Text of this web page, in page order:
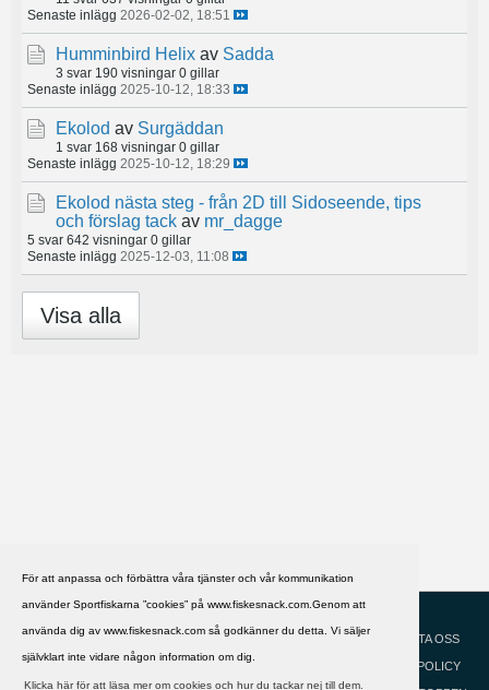
För att anpassa och förbättra våra tjänster och vår kommunikation
använder Sportfiskarna ”cookies” på www.fiskesnack.com.Genom att
använda dig av www.fiskesnack.com så godkänner du detta. Vi säljer
självklart inte vidare någon information om dig.
Klicka här för att läsa mer om cookies och hur du tackar nej till dem.
Senaste inlägg 2026-02-02, 18:51
Humminbird Helix av Sadda
3 svar 190 visningar 0 gillar
Senaste inlägg 2025-10-12, 18:33
Ekolod av Surgäddan
1 svar 168 visningar 0 gillar
Senaste inlägg 2025-10-12, 18:29
Ekolod nästa steg - från 2D till Sidoseende, tips
och förslag tack av mr_dagge
5 svar 642 visningar 0 gillar
Senaste inlägg 2025-12-03, 11:08
Visa alla
HJÄLP
KONTAKTA OSS
COOKIEPOLICY